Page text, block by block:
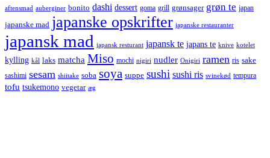
aftensmad auberginer bonito dashi dessert goma grill grønsager grøn te japan
japanske mad japanske opskrifter japanske restauranter
japansk mad japansk resturant japansk te japans te knive kotelet
kylling kål laks matcha Miso mochi nigiri nudler Onigiri ramen ris sake
sashimi sesam shiitake soba soya suppe sushi sushi ris svinekød tempura
tofu tsukemono vegetar æg